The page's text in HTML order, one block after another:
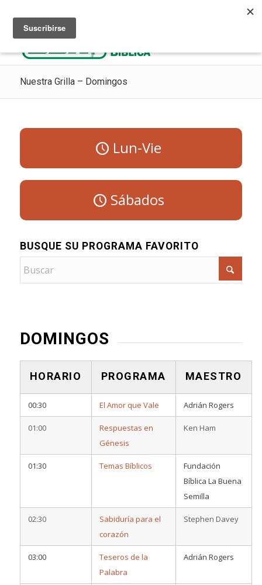
Nuestra Grilla – Domingos
Lun-Vie
Sábados
BUSQUE SU PROGRAMA FAVORITO
DOMINGOS
HORARIO PROGRAMA MAESTRO
00:30 El Amor que Vale Adrián Rogers
01:00
Respuestas en
Génesis
Ken Ham
01:30 Temas Bíblicos
Fundación
Bíblica La Buena
Semilla
02:30
Sabiduría para el
corazón
Stephen Davey
03:00
Teseros de la
Palabra
Adrián Rogers